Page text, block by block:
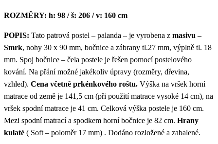
ROZMĚRY: h: 98 / š: 206 / v: 160 cm
POPIS: Tato patrová postel – palanda – je vyrobena z masivu –
Smrk, nohy 30 x 90 mm, bočnice a zábrany tl.27 mm, výplně tl. 18
mm. Spoj bočnice – čela postele je řešen pomocí postelového
kování. Na přání možné jakékoliv úpravy (rozměry, dřevina,
vzhled). Cena včetně prkénkového roštu. Výška na vršek horní
matrace od země je 141,5 cm (při použití matrace vysoké 14 cm), na
vršek spodní matrace je 41 cm. Celková výška postele je 160 cm.
Mezi spodní matrací a spodkem horní bočnice je 82 cm. Hrany
kulaté ( Soft – poloměr 17 mm) . Dodáno rozložené a zabalené.